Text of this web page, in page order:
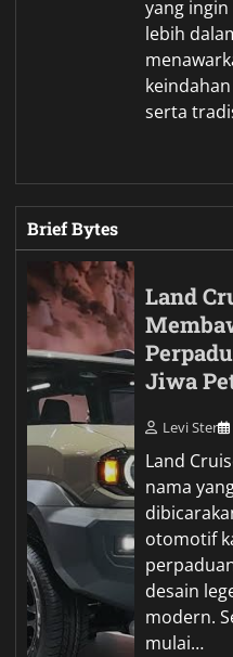
yang
lebih
serta
Brief Bytes
Land
Jiwa
Levi Ster
Land
nama
otomotif
desain
modern.
mulai…